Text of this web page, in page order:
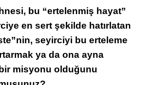
bu “ertelenmiş hayat”
en sert şekilde hatırlatan
seyirciyi bu erteleme
ya da ona ayna
misyonu olduğunu